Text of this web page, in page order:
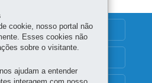
cookie, nosso portal não
Esses cookies não
sobre o visitante.
ajudam a entender